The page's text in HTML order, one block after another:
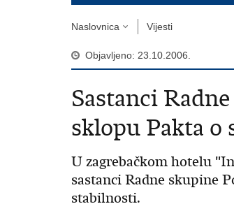
Naslovnica Vijesti
Objavljeno: 23.10.2006.
Sastanci
sklopu Pakta o
U zagrebačkom hotelu
sastanci Radne skupine
stabilnosti.